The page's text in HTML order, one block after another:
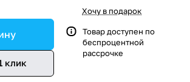
клик
Хочу в подарок
Товар доступен по
беспроцентной
рассрочке